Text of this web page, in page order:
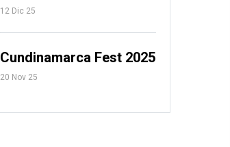
12 Dic 25
Cundinamarca Fest 2025
20 Nov 25